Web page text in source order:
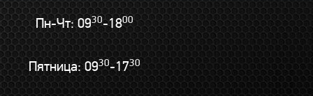
Пн-Чт: 0930-1800
Пятница: 0930-1730